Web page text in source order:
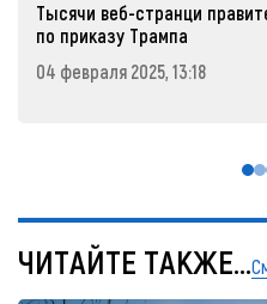
Тысячи веб-странци
по приказу Трампа
04 февраля 2025, 13:18
ЧИТАЙТЕ ТАКЖЕ...